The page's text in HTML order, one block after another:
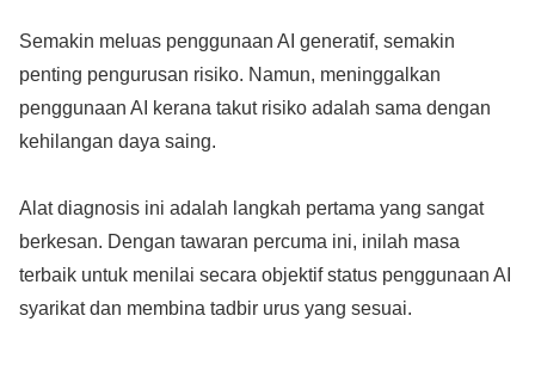
Semakin meluas penggunaan AI generatif, semakin
penting pengurusan risiko. Namun, meninggalkan
penggunaan AI kerana takut risiko adalah sama dengan
kehilangan daya saing.
Alat diagnosis ini adalah langkah pertama yang sangat
berkesan. Dengan tawaran percuma ini, inilah masa
terbaik untuk menilai secara objektif status penggunaan AI
syarikat dan membina tadbir urus yang sesuai.